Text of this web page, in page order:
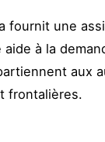
fournit une
à la
aux
frontalières.